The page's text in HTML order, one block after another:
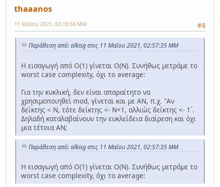
thaaanos
#8
11 Μαΐου 2021, 03:10:56 ΜΜ
Παράθεση από: alkisg στις 11 Μαΐου 2021, 02:57:35 ΜΜ
Η εισαγωγή από Ο(1) γίνεται Ο(Ν). Συνήθως μετράμε το
worst case complexity, όχι το average:
Για την κυκλική, δεν είναι απαραίτητο να
χρησιμοποιηθεί mod, γίνεται και με ΑΝ, π.χ. "Αν
δείκτης < Ν, τότε δείκτης <- Ν+1, αλλιώς δείκτης <- 1`.
Δηλαδή καταλαβαίνουν την ευκλείδεια διαίρεση και όχι
μια τέτοια ΑΝ;
Παράθεση από: alkisg στις 11 Μαΐου 2021, 02:57:35 ΜΜ
Η εισαγωγή από Ο(1) γίνεται Ο(Ν). Συνήθως μετράμε το
worst case complexity, όχι το average: